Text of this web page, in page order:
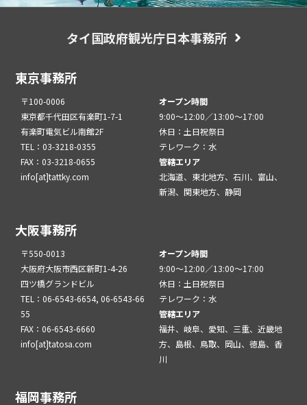
タイ国政府観光庁日本事務所
東京事務所
〒100-0006
東京都千代田区有楽町1-7-1
有楽町電気ビル南館2F
TEL：03-3218-0355
FAX：03-3218-0655
info[at]tattky.com
オープン時間
9:00～12:00／13:00～17:00
休日：土日祝祭日
テレワーク：水
管轄エリア
北海道、東北地方、石川、富山、
新潟、関東地方、静岡
大阪事務所
〒550-0013
大阪府大阪市西区新町1-4-26
四ツ橋グランドビル
TEL：06-6543-6654, 06-6543-66
55
FAX：06-6543-6660
info[at]tatosa.com
オープン時間
9:00～12:00／13:00～17:00
休日：土日祝祭日
テレワーク：水
管轄エリア
福井、岐阜、愛知、三重、近畿地
方、島根、鳥取、岡山、徳島、香
川
福岡事務所